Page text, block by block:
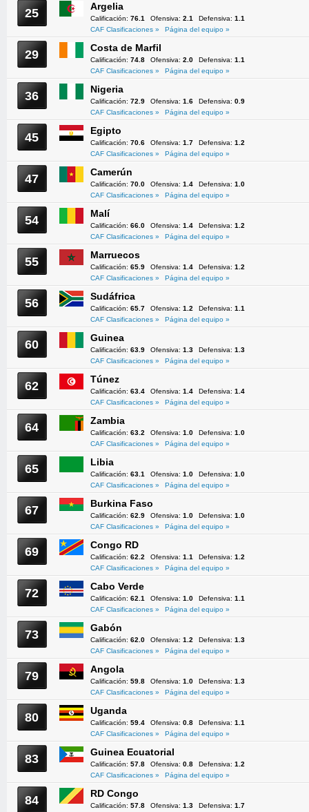
25 Argelia
Calificación: 76.1 Ofensiva: 2.1 Defensiva: 1.1
CAF Clasificaciones »
Página del equipo »
29 Costa de Marfil
Calificación: 74.8 Ofensiva: 2.0 Defensiva: 1.1
CAF Clasificaciones »
Página del equipo »
36 Nigeria
Calificación: 72.9 Ofensiva: 1.6 Defensiva: 0.9
CAF Clasificaciones »
Página del equipo »
45 Egipto
Calificación: 70.6 Ofensiva: 1.7 Defensiva: 1.2
CAF Clasificaciones »
Página del equipo »
47 Camerún
Calificación: 70.0 Ofensiva: 1.4 Defensiva: 1.0
CAF Clasificaciones »
Página del equipo »
54 Malí
Calificación: 66.0 Ofensiva: 1.4 Defensiva: 1.2
CAF Clasificaciones »
Página del equipo »
55 Marruecos
Calificación: 65.9 Ofensiva: 1.4 Defensiva: 1.2
CAF Clasificaciones »
Página del equipo »
56 Sudáfrica
Calificación: 65.7 Ofensiva: 1.2 Defensiva: 1.1
CAF Clasificaciones »
Página del equipo »
60 Guinea
Calificación: 63.9 Ofensiva: 1.3 Defensiva: 1.3
CAF Clasificaciones »
Página del equipo »
62 Túnez
Calificación: 63.4 Ofensiva: 1.4 Defensiva: 1.4
CAF Clasificaciones »
Página del equipo »
64 Zambia
Calificación: 63.2 Ofensiva: 1.0 Defensiva: 1.0
CAF Clasificaciones »
Página del equipo »
65 Libia
Calificación: 63.1 Ofensiva: 1.0 Defensiva: 1.0
CAF Clasificaciones »
Página del equipo »
67 Burkina Faso
Calificación: 62.9 Ofensiva: 1.0 Defensiva: 1.0
CAF Clasificaciones »
Página del equipo »
69 Congo RD
Calificación: 62.2 Ofensiva: 1.1 Defensiva: 1.2
CAF Clasificaciones »
Página del equipo »
72 Cabo Verde
Calificación: 62.1 Ofensiva: 1.0 Defensiva: 1.1
CAF Clasificaciones »
Página del equipo »
73 Gabón
Calificación: 62.0 Ofensiva: 1.2 Defensiva: 1.3
CAF Clasificaciones »
Página del equipo »
79 Angola
Calificación: 59.8 Ofensiva: 1.0 Defensiva: 1.3
CAF Clasificaciones »
Página del equipo »
80 Uganda
Calificación: 59.4 Ofensiva: 0.8 Defensiva: 1.1
CAF Clasificaciones »
Página del equipo »
83 Guinea Ecuatorial
Calificación: 57.8 Ofensiva: 0.8 Defensiva: 1.2
CAF Clasificaciones »
Página del equipo »
84 RD Congo
Calificación: 57.8 Ofensiva: 1.3 Defensiva: 1.7